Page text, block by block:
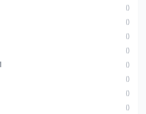
()
()
()
()
()
()
()
()